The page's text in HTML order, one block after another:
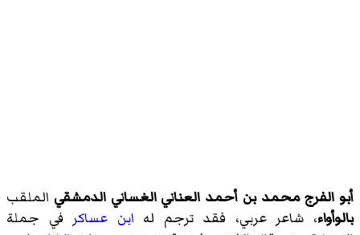
أبو الفرج محمد بن أحمد العناني الغساني الدمشقي الملقب
بالوأواء، شاعر عربي، فقد ترجم له ابن عساكر في جملة